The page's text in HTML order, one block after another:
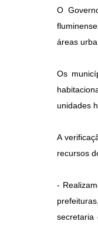
O
áreas
Os
unidades
A
recursos
-